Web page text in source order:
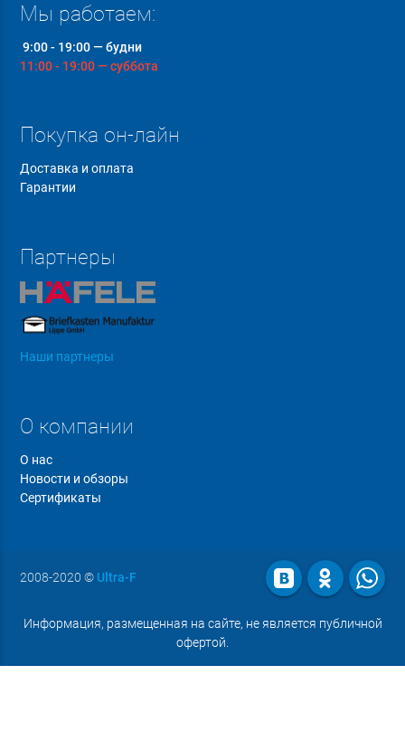
Мы работаем:
9:00 - 19:00 — будни
11:00 - 19:00 — суббота
Покупка он-лайн
Доставка и оплата
Гарантии
Партнеры
Наши партнеры
О компании
О нас
Новости и обзоры
Сертификаты
2008-2020 © Ultra-F
Информация, размещенная на сайте, не является публичной
офертой.